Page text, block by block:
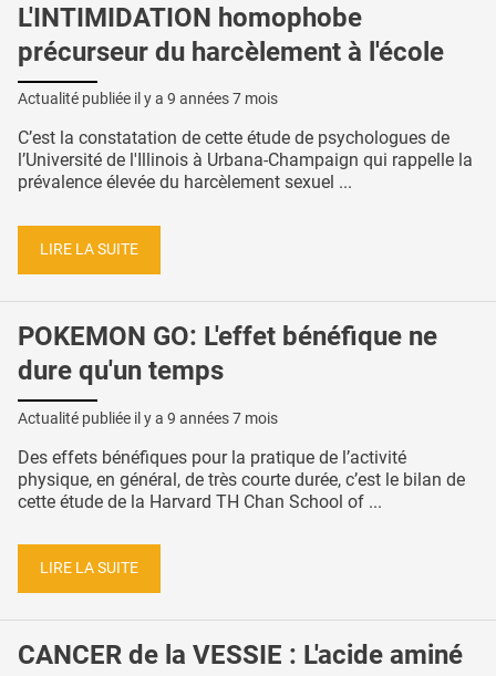
L'INTIMIDATION homophobe
précurseur du harcèlement à l'école
Actualité publiée il y a 9 années 7 mois
C’est la constatation de cette étude de psychologues de
l’Université de l'Illinois à Urbana-Champaign qui rappelle la
prévalence élevée du harcèlement sexuel ...
LIRE LA SUITE
POKEMON GO: L'effet bénéfique ne
dure qu'un temps
Actualité publiée il y a 9 années 7 mois
Des effets bénéfiques pour la pratique de l’activité
physique, en général, de très courte durée, c’est le bilan de
cette étude de la Harvard TH Chan School of ...
LIRE LA SUITE
CANCER de la VESSIE : L'acide aminé